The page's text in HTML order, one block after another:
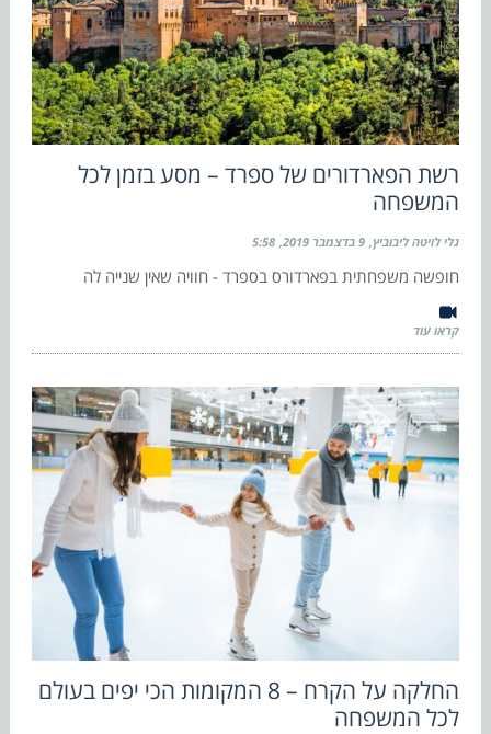
רשת הפארדורים של ספרד – מסע בזמן לכל
המשפחה
גלי לויטה ליבוביץ 9 בדצמבר 2019 5:58
חופשה משפחתית בפארדורס בספרד - חוויה שאין שנייה לה
קראו עוד
החלקה על הקרח – 8 המקומות הכי יפים בעולם
לכל המשפחה